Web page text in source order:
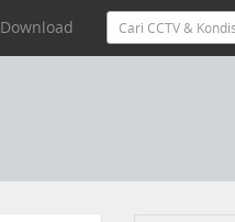
Download